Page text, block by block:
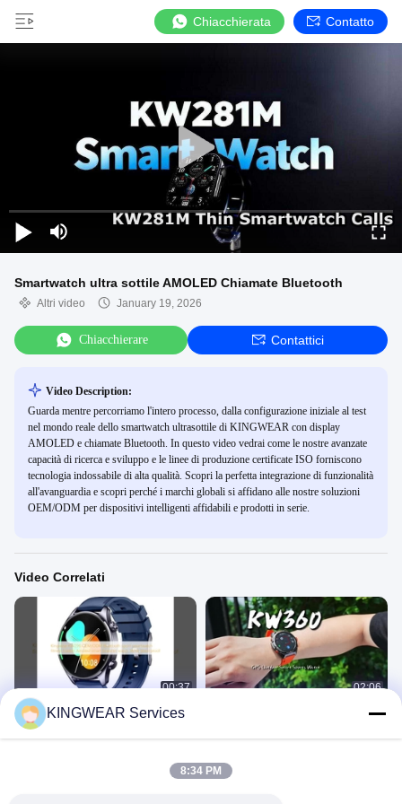
Chiacchierata Contatto
Smartwatch ultra sottile AMOLED Chiamate Bluetooth
Altri video January 19, 2026
Chiacchierare Contattici
Video Description:
Guarda mentre percorriamo l'intero processo, dalla configurazione iniziale al test
nel mondo reale dello smartwatch ultrasottile di KINGWEAR con display
AMOLED e chiamate Bluetooth. In questo video vedrai come le nostre avanzate
capacità di ricerca e sviluppo e le linee di produzione certificate ISO forniscono
tecnologia indossabile di alta qualità. Scopri la perfetta integrazione di funzionalità
all'avanguardia e scopri perché i marchi globali si affidano alle nostre soluzioni
OEM/ODM per dispositivi intelligenti affidabili e prodotti in serie.
Video Correlati
00:37
Kingwear KW296 OEM/ODM
Bluetooth sport smartwatch fitness
02:06
5ATM impermeabile
July 23, 2025
KINGWEAR Services
8:34 PM